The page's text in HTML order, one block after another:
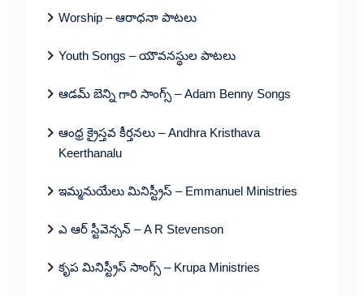
Worship – ఆరాధనా పాటలు
Youth Songs – యౌవనస్థుల పాటలు
ఆడమ్ బెన్ని గారి సాంగ్స్ – Adam Benny Songs
ఆంధ్ర క్రైస్తవ కీర్తనలు – Andhra Kristhava
Keerthanalu
ఇమ్మనుయేలు మినిస్ట్రీస్ – Emmanuel Ministries
ఎ ఆర్ స్టీవెన్సన్ – A R Stevenson
కృప మినిస్ట్రీస్ సాంగ్స్ – Krupa Ministries